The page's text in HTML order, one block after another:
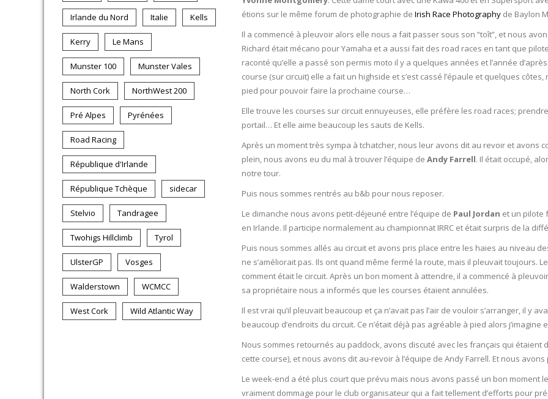
Irlande du Nord Italie Kells
Kerry Le Mans
Munster 100 Munster Vales
North Cork NorthWest 200
Pré Alpes Pyrénées
Road Racing
République d'Irlande
République Tchèque sidecar
Stelvio Tandragee
Twohigs Hillclimb Tyrol
UlsterGP Vosges
Walderstown WCMCC
West Cork Wild Atlantic Way
étions sur le même forum de photographie de Irish Race Photographyde Baylon
Il a commencé à pleuvoir alors elle nous a fait passer sous son “toît”, et nous
Richard était mécano pour Yamaha et a aussi fait des road races en tant que
raconté qu’elle a passé son permis moto il y a quelques années et l’année
course (sur circuit) elle a fait un highside et s’est cassé l’épaule et quelques
pied pour pouvoir faire la prochaine course…
Elle trouve les courses sur circuit ennuyeuses, elle préfère les road races;
portail… Et elle aime beaucoup les sauts de Kells.
Après un moment très sympa à tchatcher, nous leur avons dit au revoir et avons
plein, nous avons eu du mal à trouver l’équipe de Andy Farrell. Il était occupé,
notre tour.
Puis nous sommes rentrés au b&b pour nous reposer.
Le dimanche nous avons petit-déjeuné entre l’équipe de Paul Jordan et un pilote
en Irlande. Il participe normalement au championnat IRRC et était surpris de la
Puis nous sommes allés au circuit et avons pris place entre les haies au niveau
ne s’améliorait pas. Ils ont quand même fermé la route, mais il pleuvait toujours.
comment était le circuit. Après un bon moment à attendre, il a commencé à
sa propriétaire nous a informés que les courses étaient annulées.
Il est vrai qu’il pleuvait beaucoup et ça n’avait pas l’air de vouloir s’arranger, il y
beaucoup d’endroits du circuit. Ce n’était déjà pas agréable à pied alors
Nous sommes retournés au paddock, avons discuté avec les français qui
cette course), et nous avons dit au-revoir à l’équipe de Andy Farrell. Et nous
Le week-end a été plus court que prévu mais nous avons passé un bon moment
vraiment dommage pour le club organisateur qui a fait tellement d’efforts pour